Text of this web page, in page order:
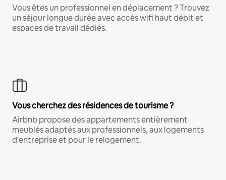
Vous êtes un professionnel en déplacement ? Trouvez
un séjour longue durée avec accès wifi haut débit et
espaces de travail dédiés.
Vous cherchez des résidences de tourisme ?
Airbnb propose des appartements entièrement
meublés adaptés aux professionnels, aux logements
d'entreprise et pour le relogement.